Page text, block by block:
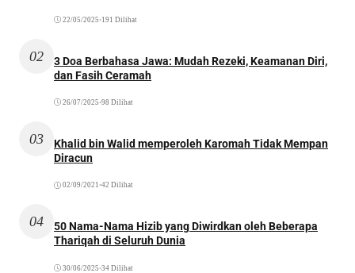
22/05/2025 •191 Dilihat
02
3 Doa Berbahasa Jawa: Mudah Rezeki, Keamanan Diri,
dan Fasih Ceramah
26/07/2025 •98 Dilihat
03
Khalid bin Walid memperoleh Karomah Tidak Mempan
Diracun
02/09/2021 •42 Dilihat
04
50 Nama-Nama Hizib yang Diwirdkan oleh Beberapa
Thariqah di Seluruh Dunia
30/06/2025 •34 Dilihat